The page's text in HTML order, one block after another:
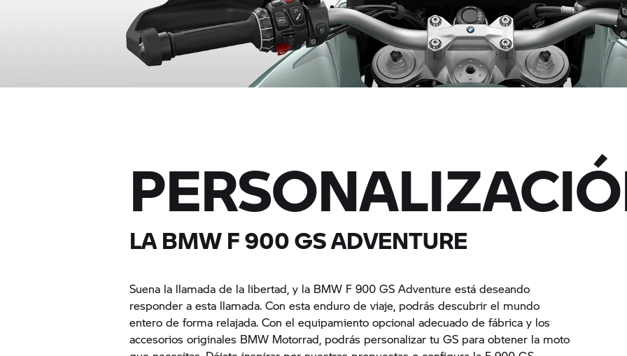
LA BMW F 900 GS ADVENTURE
Suena la llamada de la libertad, y la BMW F 900 GS Adventure está deseando
responder a esta llamada. Con esta enduro de viaje, podrás descubrir el mundo
entero de forma relajada. Con el equipamiento opcional adecuado de fábrica y los
accesorios originales BMW Motorrad, podrás personalizar tu GS para obtener la moto